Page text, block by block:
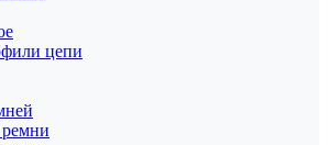
цепи
ремни